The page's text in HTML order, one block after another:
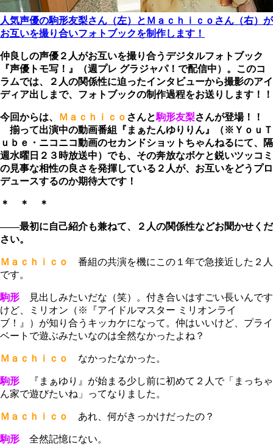
人気声優の駒形友梨さん（左）とＭａｃｈｉｃｏさん（右）が
お互いを撮り合いフォトブックを制作します！
仲良しの声優２人がお互いを撮り合うデジタルフォトブック
『声優トモ写！』（週プレ グラジャパ！で配信中）。このコ
ラムでは、２人の関係性に迫ったインタビューから撮影のアイ
ディア出しまで、フォトブックの制作過程をお送りします！！
今回からは、 Ｍａｃｈｉｃｏ さんと駒形友梨さんが登場！！
揃って出演中の動画番組『まぁたんゆりりん』（※ＹｏｕＴ
ｕｂｅ・ニコニコ動画のセカンドショットちゃんねるにて、隔
週水曜日２３時放送中）でも、その奔放なボケと鋭いツッコミ
の見事な相性の良さを発揮している２人が、お互いをどうプロ
デュースするのか期待大です！
＊ ＊ ＊
――最初に自己紹介も兼ねて、２人の関係性などお聞かせくだ
さい。
Ｍａｃｈｉｃｏ
番組の共演を機にこの１年で急接近した２人
です。
駒形 見出しみたいだな（笑）。付き合いはすごい長いんです
けど、ミリオン（※『アイドルマスター ミリオンライ
ブ！』）が知り合うキッカケになって。仲はいいけど、プライ
ベートで遊ぶみたいなのは全然なかったよね？
Ｍａｃｈｉｃｏ なかったなかった。
駒形 『まぁゆり』が始まる少し前に初めて２人で「まっちゃ
ん家で遊びたいね」ってなりました。
Ｍａｃｈｉｃｏ あれ、何がきっかけだったの？
駒形 全然記憶にない。